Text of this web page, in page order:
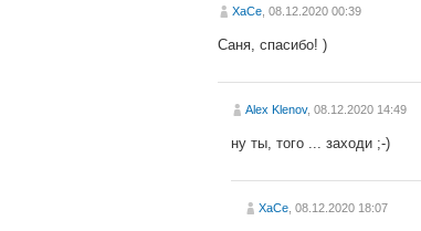
XaCe , 08.12.2020 00:39
Саня, спасибо! )
Alex Klenov, 08.12.2020 14:49
ну ты, того ... заходи ;-)
XaCe , 08.12.2020 18:07